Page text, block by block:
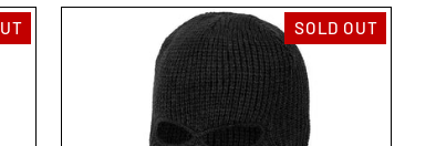
SOLD OUT